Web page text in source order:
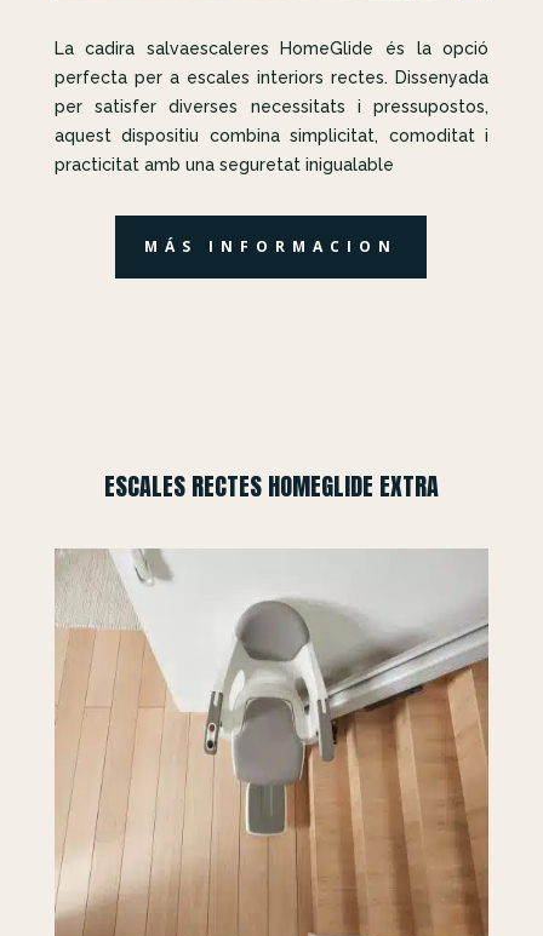
La cadira salvaescaleres HomeGlide és la opció
perfecta per a escales interiors rectes. Dissenyada
per satisfer diverses necessitats i pressupostos,
aquest dispositiu combina simplicitat, comoditat i
practicitat amb una seguretat inigualable
MÁS INFORMACION
ESCALES RECTES HOMEGLIDE EXTRA